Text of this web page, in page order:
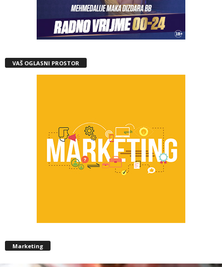
VAŠ OGLASNI PROSTOR
Marketing